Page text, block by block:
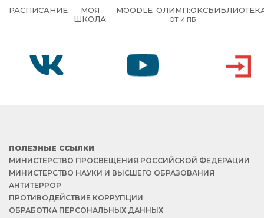
РАСПИСАНИЕ
МОЯ
ШКОЛА
MOODLE ОЛИМП:ОКС
ОТ И ПБ
ПОЛЕЗНЫЕ ССЫЛКИ
МИНИСТЕРСТВО ПРОСВЕЩЕНИЯ РОССИЙСКОЙ ФЕДЕРАЦИИ
МИНИСТЕРСТВО НАУКИ И ВЫСШЕГО ОБРАЗОВАНИЯ
АНТИТЕРРОР
ПРОТИВОДЕЙСТВИЕ КОРРУПЦИИ
ОБРАБОТКА ПЕРСОНАЛЬНЫХ ДАННЫХ